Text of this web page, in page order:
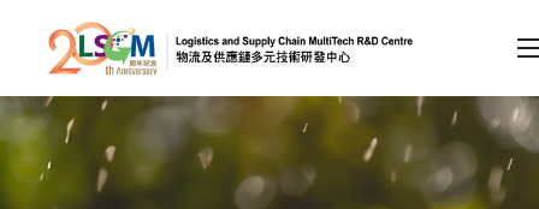
跳到內容（按回車鍵）
會員登入
A A EN 繁 简